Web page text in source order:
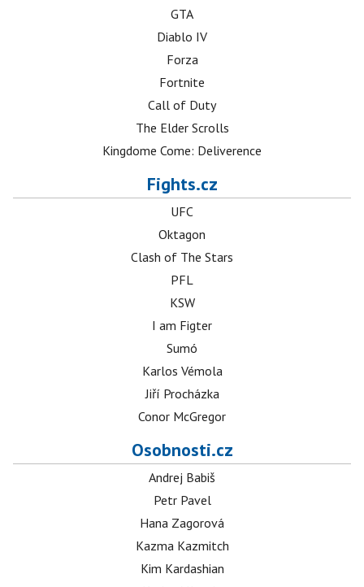
GTA
Diablo IV
Forza
Fortnite
Call of Duty
The Elder Scrolls
Kingdome Come: Deliverence
Fights.cz
UFC
Oktagon
Clash of The Stars
PFL
KSW
I am Figter
Sumó
Karlos Vémola
Jiří Procházka
Conor McGregor
Osobnosti.cz
Andrej Babiš
Petr Pavel
Hana Zagorová
Kazma Kazmitch
Kim Kardashian